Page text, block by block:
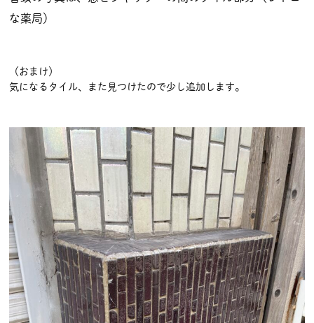
な薬局）
（おまけ）
気になるタイル、また見つけたので少し追加します。